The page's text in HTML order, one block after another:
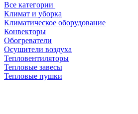
Все категории
Климат и уборка
Климатическое оборудование
Конвекторы
Обогреватели
Осушители воздуха
Тепловентиляторы
Тепловые завесы
Тепловые пушки